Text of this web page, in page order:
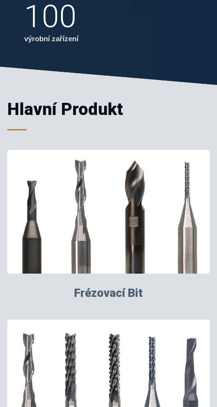
100
výrobní zařízení
Hlavní Produkt
Frézovací Bit